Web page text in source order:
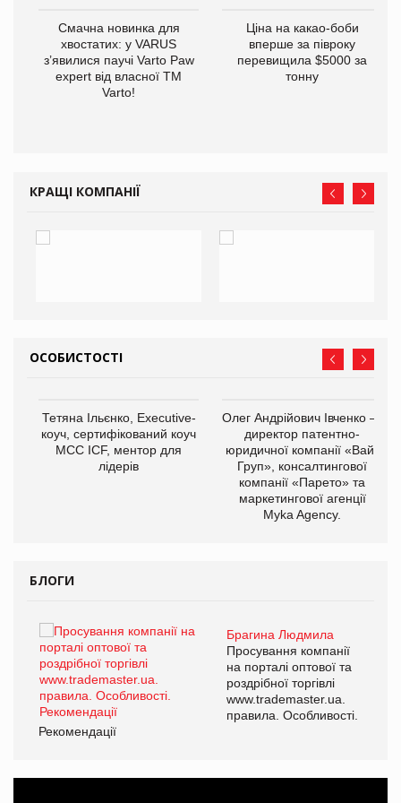
Смачна новинка для
хвостатих: у VARUS
з’явилися паучі Varto Paw
expert від власної ТМ
Varto!
Ціна на какао-боби
вперше за півроку
перевищила $5000 за
тонну
КРАЩІ КОМПАНІЇ
ОСОБИСТОСТІ
Тетяна Ільєнко, Executive-
коуч, сертифікований коуч
МСС ICF, ментор для
лідерів
Олег Андрійович Івченко —
директор патентно-
юридичної компанії «Вайз
Груп», консалтингової
компанії «Парето» та
маркетингової агенції
Myka Agency.
БЛОГИ
Брагина Людмила
Просування компанії
на порталі оптової та
роздрібної торгівлі
www.trademaster.ua.
правила. Особливості.
Рекомендації